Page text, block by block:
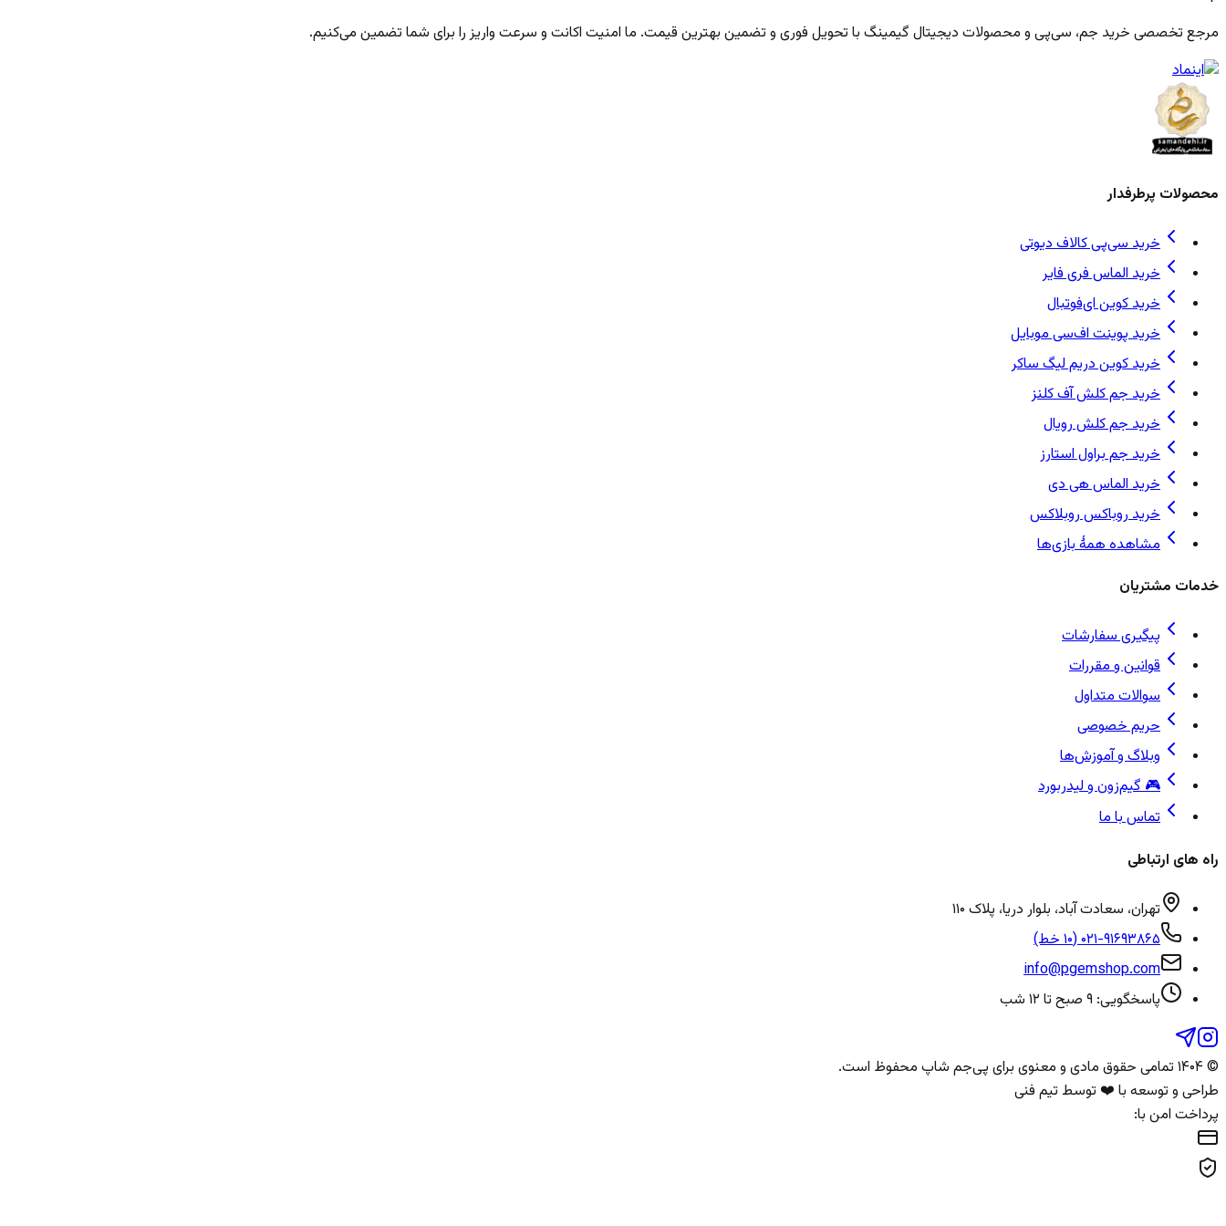
مرجع تخصصی خرید جم، سی‌پی و محصولات دیجیتال گیمینگ با تحویل فوری و تضمین بهترین قیمت. ما امنیت اکانت و سرعت واریز را برای شما تضمین می‌کنیم.
محصولات پرطرفدار
خرید سی‌پی کالاف دیوتی
خرید الماس فری فایر
خرید کوین ای‌فوتبال
خرید پوینت اف‌سی موبایل
خرید کوین دریم لیگ ساکر
خرید جم کلش آف کلنز
خرید جم کلش رویال
خرید جم براول استارز
خرید الماس هی دی
خرید روباکس روبلاکس
مشاهده همهٔ بازی‌ها
خدمات مشتریان
پیگیری سفارشات
قوانین و مقررات
سوالات متداول
حریم خصوصی
وبلاگ و آموزش‌ها
🎮 گیم‌زون و لیدربورد
تماس با ما
راه های ارتباطی
تهران، سعادت آباد، بلوار دریا، پلاک ۱۱۰
۰۲۱-۹۱۶۹۳۸۶۵ (۱۰ خط)
info@pgemshop.com
پاسخگویی: ۹ صبح تا ۱۲ شب
© ۱۴۰۴ تمامی حقوق مادی و معنوی برای پی‌جم شاپ محفوظ است.
طراحی و توسعه با ❤️ توسط تیم فنی
پرداخت امن با: